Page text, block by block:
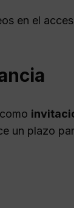
en el
un plazo